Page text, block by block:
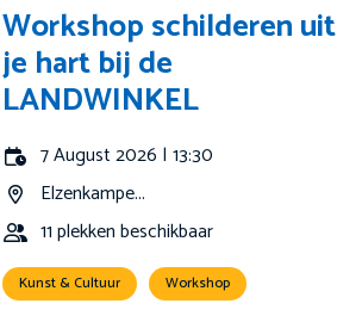
Workshop schilderen uit
je hart bij de
LANDWINKEL
7 August 2026 | 13:30
Elzenkampe...
11 plekken beschikbaar
Kunst & Cultuur Workshop